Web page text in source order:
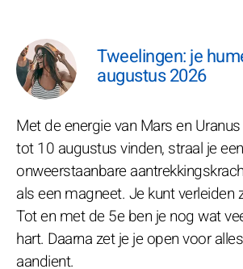
Tweelingen: je
augustus 2026
Met de energie van Mars en
tot 10 augustus vinden, straal je een
onweerstaanbare
als een magneet. Je kunt verleiden
Tot en met de 5e ben je nog wat
hart. Daarna zet je je open voor
aandient.